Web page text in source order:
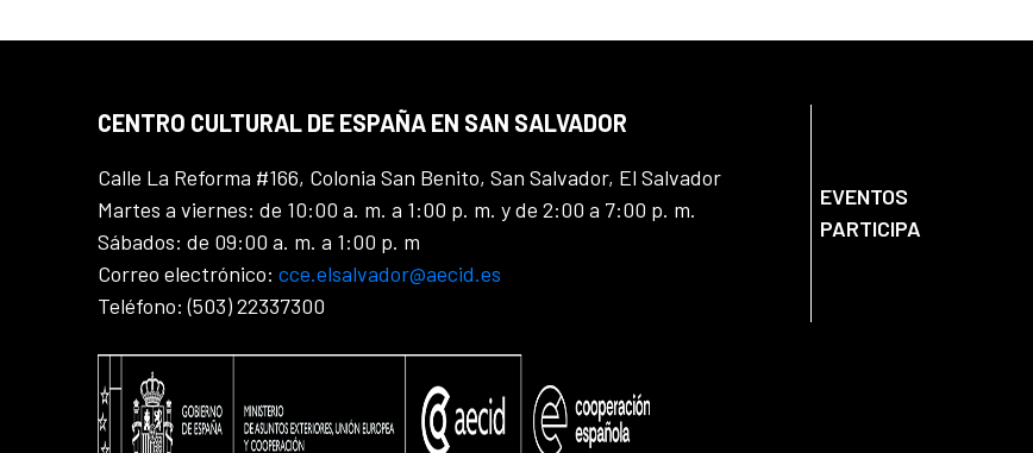
CENTRO CULTURAL DE ESPAÑA EN SAN SALVADOR
Calle La Reforma #166, Colonia San Benito, San Salvador, El Salvador
Martes a viernes: de 10:00 a. m. a 1:00 p. m. y de 2:00 a 7:00 p. m.
Sábados: de 09:00 a. m. a 1:00 p. m
Correo electrónico: cce.elsalvador@aecid.es
Teléfono: (503) 22337300
EVENTOS
PARTICIPA